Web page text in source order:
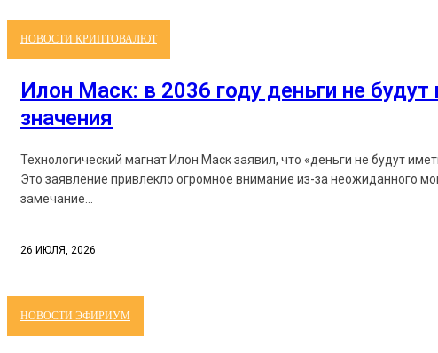
НОВОСТИ КРИПТОВАЛЮТ
Илон Маск: в 2036 году деньги не будут
значения
Технологический магнат Илон Маск заявил, что «деньги не будут
Это заявление привлекло огромное внимание из-за неожиданного
замечание...
26 ИЮЛЯ, 2026
НОВОСТИ ЭФИРИУМ